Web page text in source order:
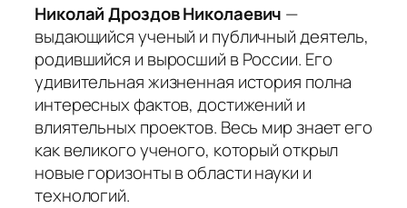
Николай Дроздов Николаевич —
выдающийся ученый и публичный деятель,
родившийся и выросший в России. Его
удивительная жизненная история полна
интересных фактов, достижений и
влиятельных проектов. Весь мир знает его
как великого ученого, который открыл
новые горизонты в области науки и
технологий.